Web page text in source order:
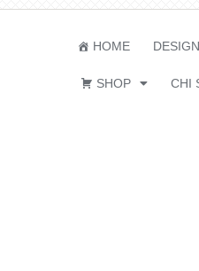
HOME DESIGN
SHOP CHI